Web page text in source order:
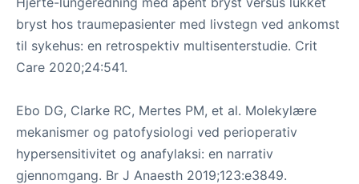
bryst hos traumepasienter med livstegn ved ankomst
til sykehus: en retrospektiv multisenterstudie. Crit
Care 2020;24:541.
Ebo DG, Clarke RC, Mertes PM, et al. Molekylære
mekanismer og patofysiologi ved perioperativ
hypersensitivitet og anafylaksi: en narrativ
gjennomgang. Br J Anaesth 2019;123:e3849.